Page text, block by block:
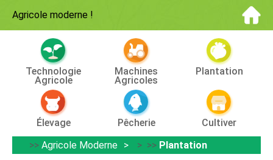
Agricole moderne !
Technologie
Agricole
Machines
Agricoles
Plantation
Élevage Pêcherie
Cultiver
>> Agricole Moderne > >> Plantation